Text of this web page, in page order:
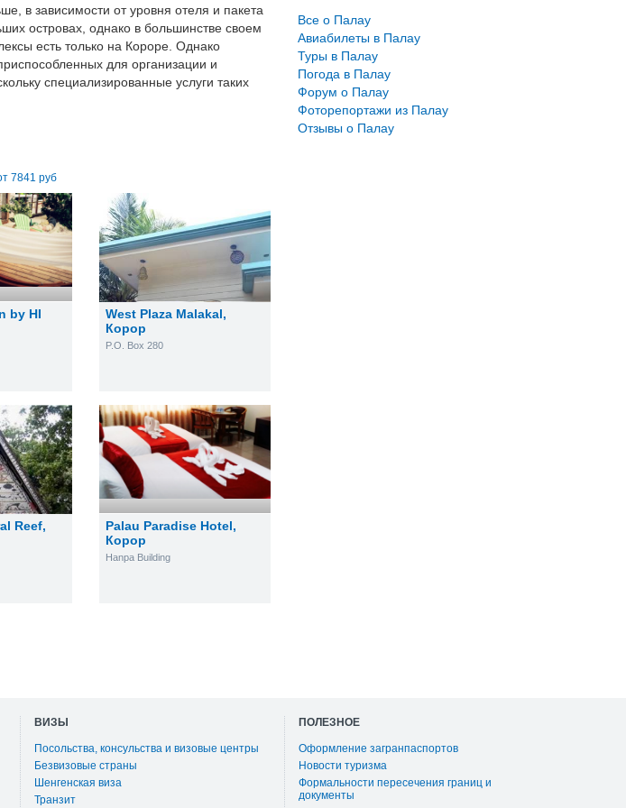
3 4 5 6
31 1 2 3 4 5 6
в зависимости от уровня отеля и пакета
островах, однако в большинстве своем
есть только на Короре. Однако
для организации и
специализированные услуги таких
7841 руб
by HI
West Plaza Malakal,
Корор
P.O. Box 280
Reef,
Palau Paradise Hotel,
Корор
Hanpa Building
Все о Палау
Авиабилеты в Палау
Туры в Палау
Погода в Палау
Форум о Палау
Фоторепортажи из Палау
Отзывы о Палау
ВИЗЫ
Посольства, консульства и визовые центры
Безвизовые страны
Шенгенская виза
Транзит
ПОЛЕЗНОЕ
Оформление загранпаспортов
Новости туризма
Формальности пересечения границ и
документы